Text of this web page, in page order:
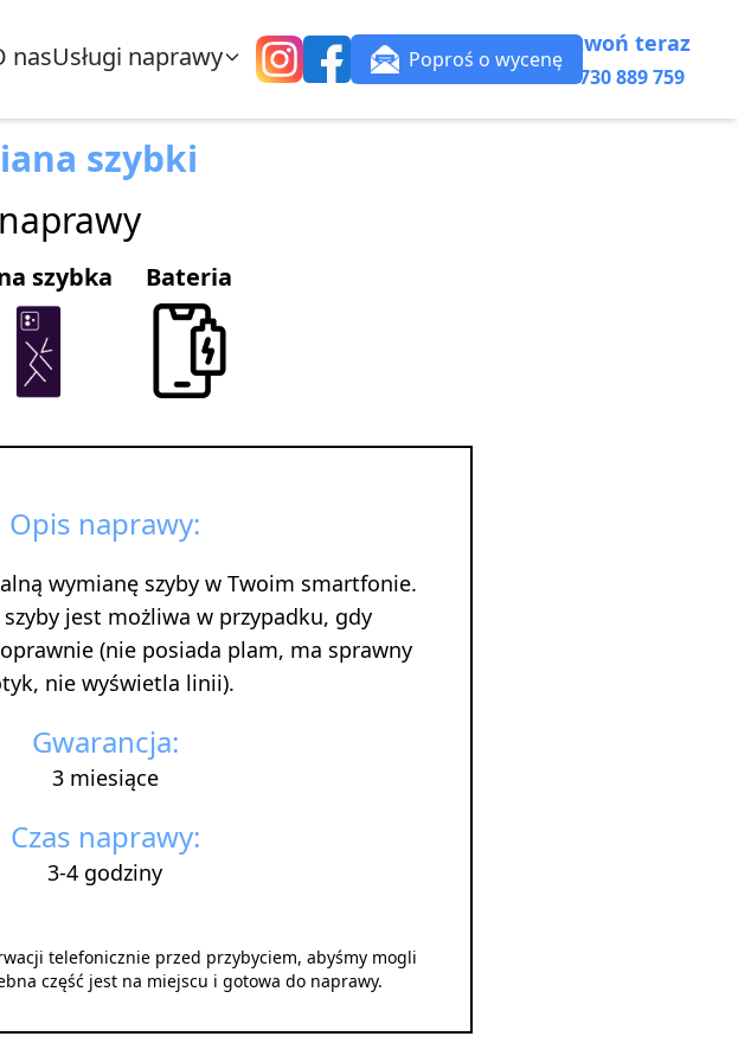
nasUsługi naprawy Poproś o wycenę
Zadzwoń teraz
+48 730 889 759
szybki
szybka Bateria
Opis naprawy:
wymianę szyby w Twoim smartfonie.
jest możliwa w przypadku, gdy
(nie posiada plam, ma sprawny
nie wyświetla linii).
Gwarancja:
3 miesiące
Czas naprawy:
3-4 godziny
telefonicznie przed przybyciem, abyśmy mogli
część jest na miejscu i gotowa do naprawy.